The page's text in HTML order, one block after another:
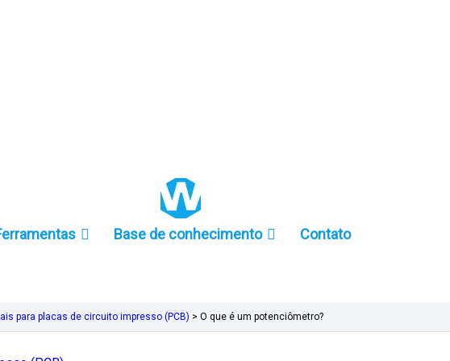
Base de conhecimento Contato
para placas de circuito impresso (PCB) >O que é um potenciômetro?